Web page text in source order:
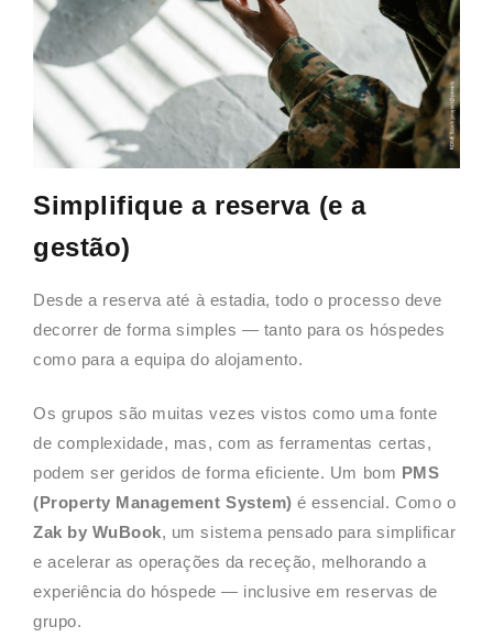
Simplifique a reserva (e a
gestão)
Desde a reserva até à estadia, todo o processo deve
decorrer de forma simples — tanto para os hóspedes
como para a equipa do alojamento.
Os grupos são muitas vezes vistos como uma fonte
de complexidade, mas, com as ferramentas certas,
podem ser geridos de forma eficiente. Um bom PMS
(Property Management System) é essencial. Como o
Zak by WuBook, um sistema pensado para simplificar
e acelerar as operações da receção, melhorando a
experiência do hóspede — inclusive em reservas de
grupo.